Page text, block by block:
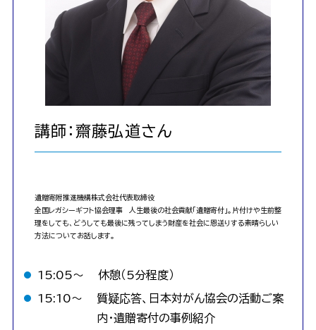
講師：齋藤弘道さん
遺贈寄附推進機構株式会社代表取締役
全国レガシーギフト協会理事 人生最後の社会貢献「遺贈寄付」。片付けや生前整
理をしても、どうしても最後に残ってしまう財産を社会に恩送りする素晴らしい
方法についてお話します。
15:05〜 休憩（5分程度）
15:10〜
質疑応答、日本対がん協会の活動ご案
内・遺贈寄付の事例紹介